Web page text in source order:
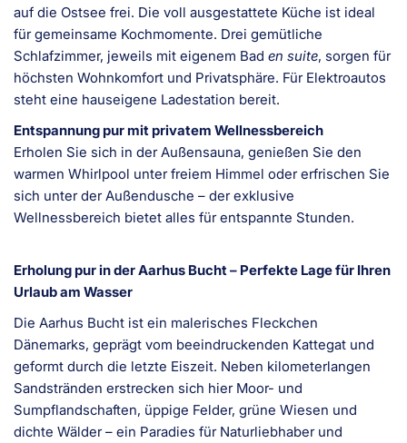
auf die Ostsee frei. Die voll ausgestattete Küche ist ideal
für gemeinsame Kochmomente. Drei gemütliche
Schlafzimmer, jeweils mit eigenem Bad en suite, sorgen für
höchsten Wohnkomfort und Privatsphäre. Für Elektroautos
steht eine hauseigene Ladestation bereit.
Entspannung pur mit privatem Wellnessbereich
Erholen Sie sich in der Außensauna, genießen Sie den
warmen Whirlpool unter freiem Himmel oder erfrischen Sie
sich unter der Außendusche – der exklusive
Wellnessbereich bietet alles für entspannte Stunden.
Erholung pur in der Aarhus Bucht – Perfekte Lage für Ihren
Urlaub am Wasser
Die Aarhus Bucht ist ein malerisches Fleckchen
Dänemarks, geprägt vom beeindruckenden Kattegat und
geformt durch die letzte Eiszeit. Neben kilometerlangen
Sandstränden erstrecken sich hier Moor- und
Sumpflandschaften, üppige Felder, grüne Wiesen und
dichte Wälder – ein Paradies für Naturliebhaber und